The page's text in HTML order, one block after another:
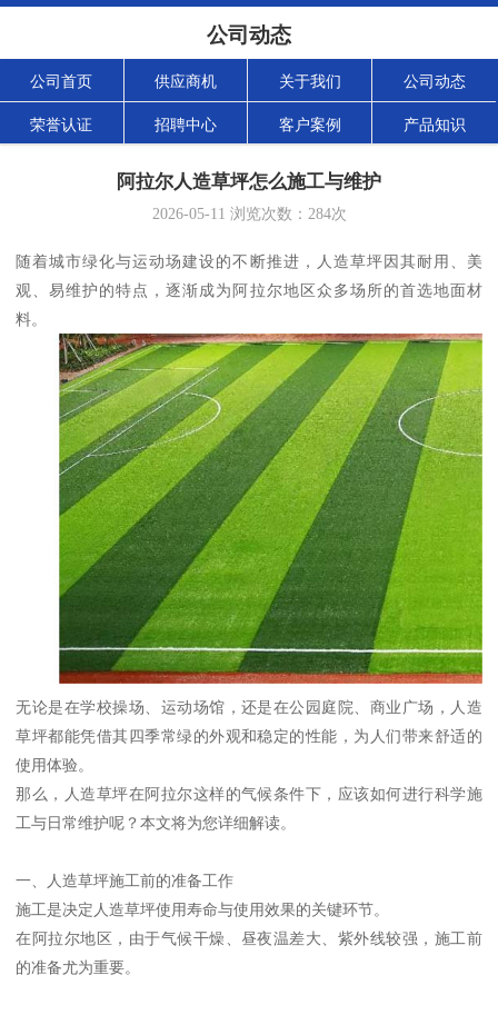
公司动态
公司首页 供应商机 关于我们 公司动态
荣誉认证 招聘中心 客户案例 产品知识
阿拉尔人造草坪怎么施工与维护
2026-05-11 浏览次数： 284次
随着城市绿化与运动场建设的不断推进，人造草坪因其耐用、美
观、易维护的特点，逐渐成为阿拉尔地区众多场所的首选地面材
料。
无论是在学校操场、运动场馆，还是在公园庭院、商业广场，人造
草坪都能凭借其四季常绿的外观和稳定的性能，为人们带来舒适的
使用体验。
那么，人造草坪在阿拉尔这样的气候条件下，应该如何进行科学施
工与日常维护呢？本文将为您详细解读。
一、人造草坪施工前的准备工作
施工是决定人造草坪使用寿命与使用效果的关键环节。
在阿拉尔地区，由于气候干燥、昼夜温差大、紫外线较强，施工前
的准备尤为重要。